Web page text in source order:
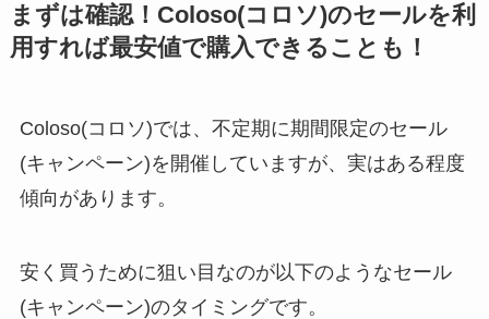
まずは確認！Coloso(コロソ)のセールを利
用すれば最安値で購入できることも！
Coloso(コロソ)では、不定期に期間限定のセール
(キャンペーン)を開催していますが、実はある程度
傾向があります。
安く買うために狙い目なのが以下のようなセール
(キャンペーン)のタイミングです。